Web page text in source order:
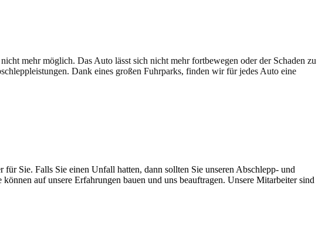
mehr möglich. Das Auto lässt sich nicht mehr fortbewegen oder der Schaden zu
Dank eines großen Fuhrparks, finden wir für jedes Auto eine
Sie. Falls Sie einen Unfall hatten, dann sollten Sie unseren Abschlepp- und
auf unsere Erfahrungen bauen und uns beauftragen. Unsere Mitarbeiter sind